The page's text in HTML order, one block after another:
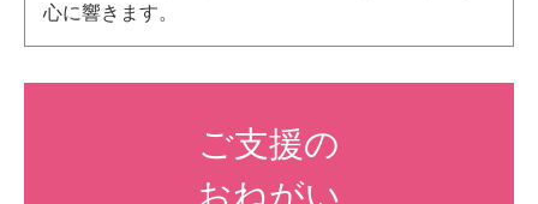
心に響きます。
ご支援の
おねがい